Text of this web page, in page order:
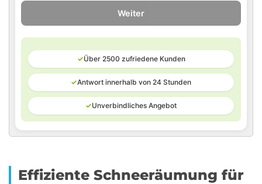
Weiter
✓Über 2500 zufriedene Kunden
✓Antwort innerhalb von 24 Stunden
✓Unverbindliches Angebot
Effiziente Schneeräumung für